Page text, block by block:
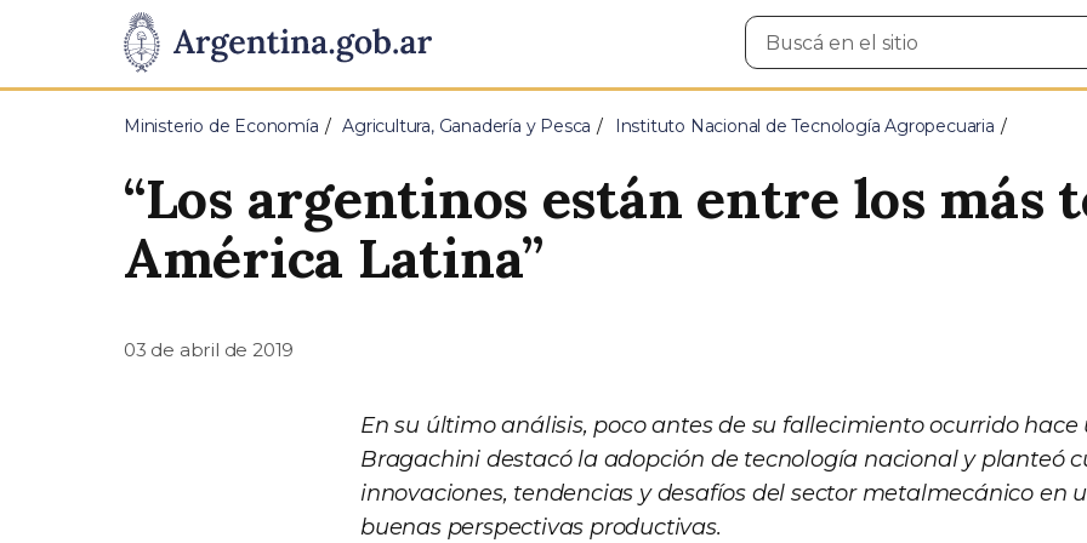
Presidencia
de
Pasar al contenido principal
Buscar
en
Ministerio de Economía Agricultura, Ganadería y Pesca Instituto Nacional de Tecnología Agropecuaria
“Los argentinos están entre los más
América Latina”
03 de abril de 2019
En su último análisis, poco antes de su fallecimiento ocurrido hace
Bragachini destacó la adopción de tecnología nacional y planteó
innovaciones, tendencias y desafíos del sector metalmecánico en
buenas perspectivas productivas.